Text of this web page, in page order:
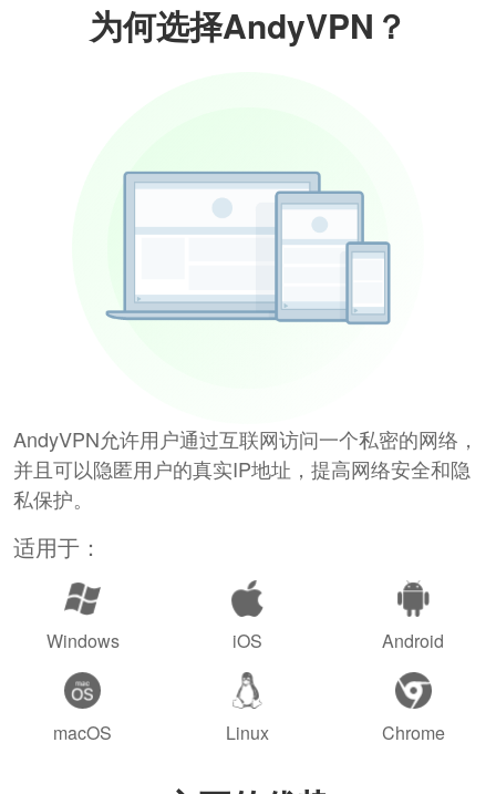
为何选择AndyVPN？
AndyVPN允许用户通过互联网访问一个私密的网络，
并且可以隐匿用户的真实IP地址，提高网络安全和隐
私保护。
适用于：
Windows iOS Android
macOS Linux Chrome